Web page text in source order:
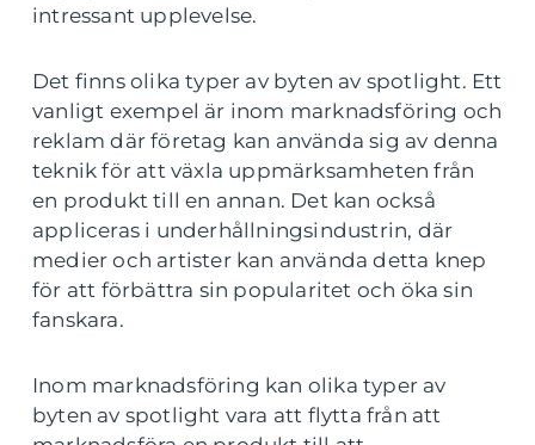
intressant upplevelse.
Det finns olika typer av byten av spotlight. Ett
vanligt exempel är inom marknadsföring och
reklam där företag kan använda sig av denna
teknik för att växla uppmärksamheten från
en produkt till en annan. Det kan också
appliceras i underhållningsindustrin, där
medier och artister kan använda detta knep
för att förbättra sin popularitet och öka sin
fanskara.
Inom marknadsföring kan olika typer av
byten av spotlight vara att flytta från att